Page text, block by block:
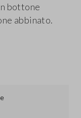
bottone
abbinato.